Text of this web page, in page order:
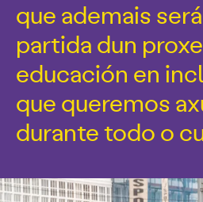
que ademais
partida dun
educación en
que queremos
durante todo o